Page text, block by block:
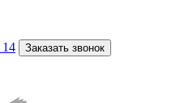
14 Заказать звонок